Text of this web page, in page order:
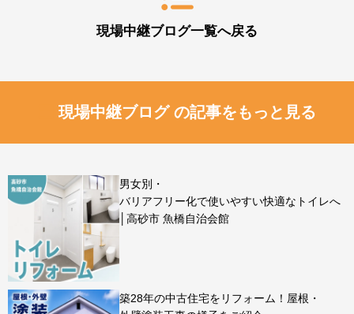
現場中継ブログ一覧へ戻る
現場中継ブログ の記事をもっと見る
男女別・
バリアフリー化で使いやすい快適なトイレへ
│高砂市 魚橋自治会館
築28年の中古住宅をリフォーム！屋根・